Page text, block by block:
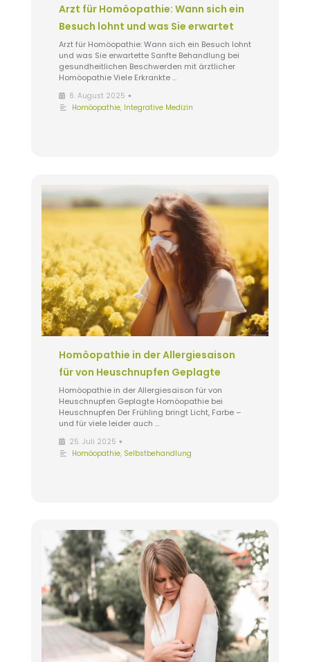
Arzt für Homöopathie: Wann sich ein
Besuch lohnt und was Sie erwartet
Arzt für Homöopathie: Wann sich ein Besuch lohnt
und was Sie erwartette Sanfte Behandlung bei
gesundheitlichen Beschwerden mit ärztlicher
Homöopathie Viele Erkrankte …
6. August 2025 •
Homöopathie, Integrative Medizin
Homöopathie in der Allergiesaison
für von Heuschnupfen Geplagte
Homöopathie in der Allergiesaison für von
Heuschnupfen Geplagte Homöopathie bei
Heuschnupfen Der Frühling bringt Licht, Farbe –
und für viele leider auch …
25. Juli 2025 •
Homöopathie, Selbstbehandlung